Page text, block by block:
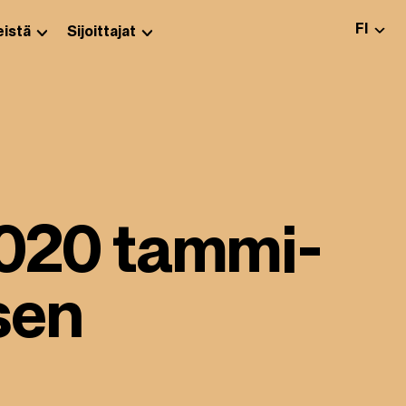
Sijoittajat FI
tammi-